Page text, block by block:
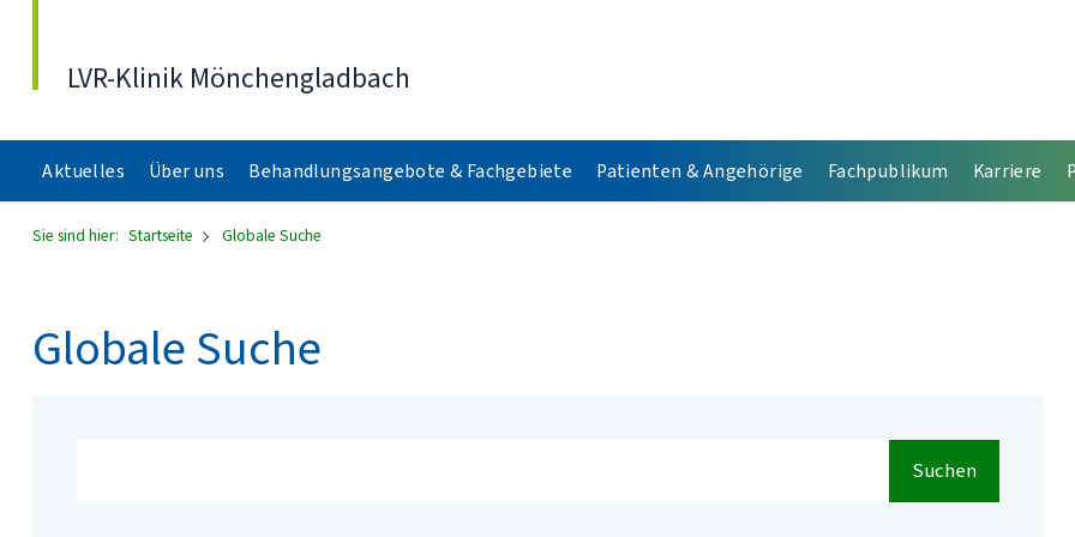
LVR-Klinik Mönchengladbach
Aktuelles Über uns Behandlungsangebote & Fachgebiete Patienten & Angehörige Fachpublikum Karriere
Sie sind hier: Startseite Globale Suche
Globale Suche
Suchen